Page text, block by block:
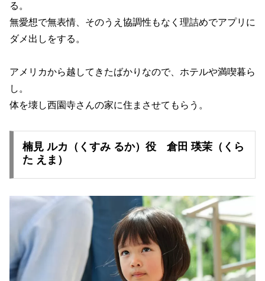
る。
無愛想で無表情、そのうえ協調性もなく理詰めでアプリに
ダメ出しをする。
アメリカから越してきたばかりなので、ホテルや満喫暮ら
し。
体を壊し西園寺さんの家に住まさせてもらう。
楠見 ルカ（くすみ るか）役 倉田 瑛茉（くら
た えま）